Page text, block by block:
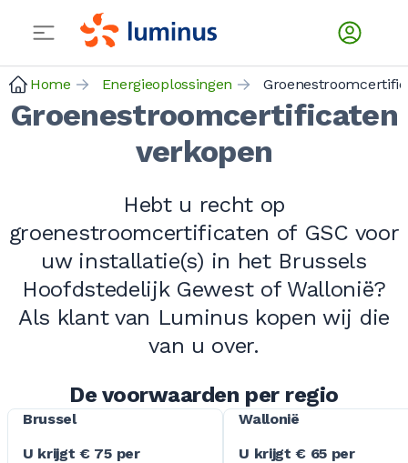
Home Energieoplossingen
Groenestroomcertificaten
verkopen
Hebt u recht op
groenestroomcertificaten of GSC voor
uw installatie(s) in het Brussels
Hoofdstedelijk Gewest of Wallonië?
Als klant van Luminus kopen wij die
van u over.
De voorwaarden per regio
Brussel
U krijgt € 75 per
Wallonië
U krijgt € 65 per